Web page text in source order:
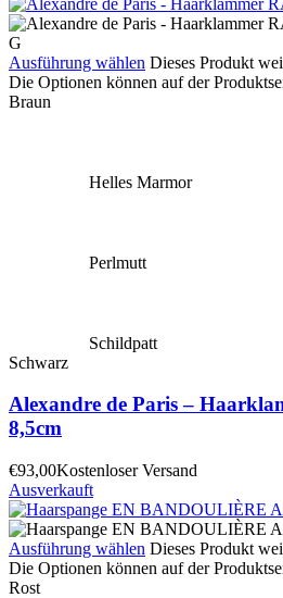
Ausführung wählen Dieses Produkt
Die Optionen können auf der
Braun
Helles Marmor
Perlmutt
Schildpatt
Schwarz
Alexandre de Paris –
8,5cm
€93,00Kostenloser Versand
Ausverkauft
Ausführung wählen Dieses Produkt
Die Optionen können auf der
Rost